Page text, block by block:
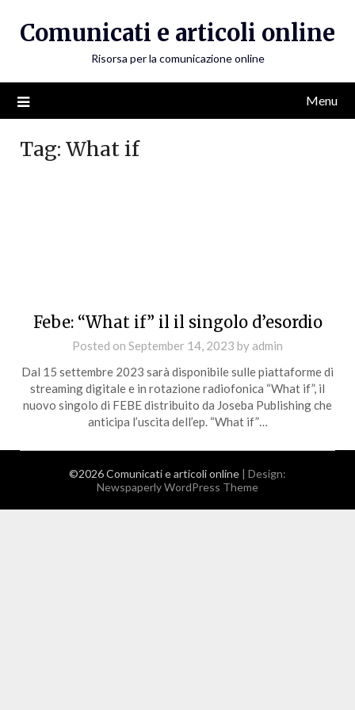
Comunicati e articoli online
Risorsa per la comunicazione online
Menu
Tag: What if
Febe: “What if” il il singolo d’esordio
Posted on September 14, 2023 by admin
Dal 15 settembre 2023 sarà disponibile sulle piattaforme di
streaming digitale e in rotazione radiofonica “What if”, il
nuovo singolo di FEBE distribuito da Joseba Publishing che
anticipa l’uscita dell’ep. “What if”…
©2026 Comunicati e articoli online | Design:
Newspaperly WordPress Theme